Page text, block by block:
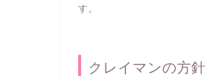
す。
クレイマンの方針